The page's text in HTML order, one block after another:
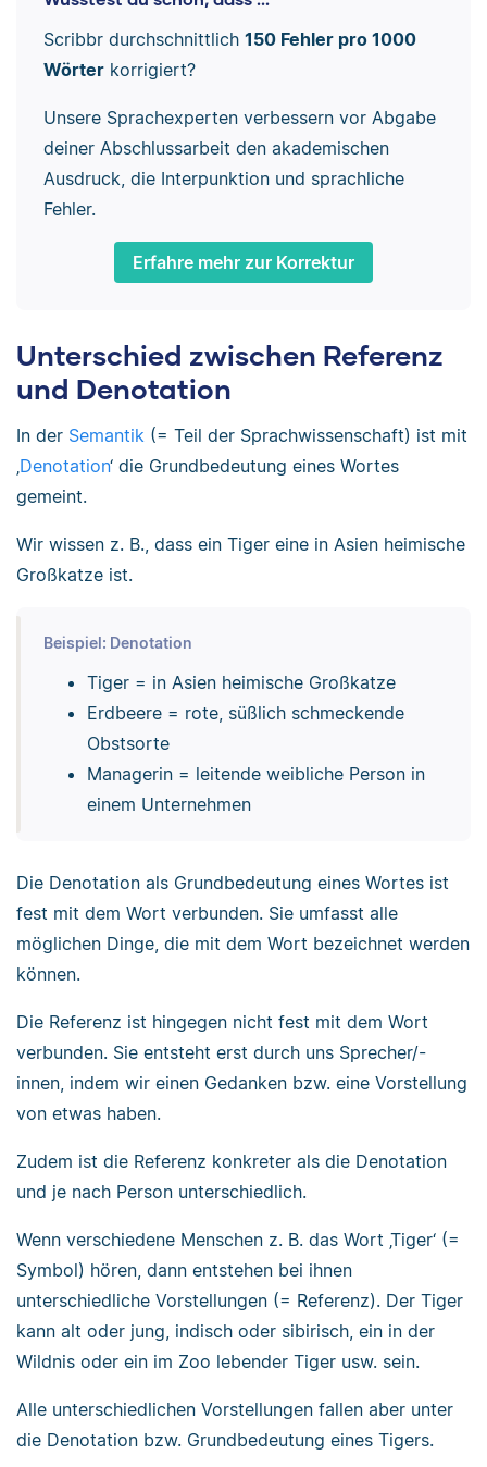
Scribbr durchschnittlich 150 Fehler pro 1000
Wörterkorrigiert?
Unsere Sprachexperten verbessern vor Abgabe
deiner Abschlussarbeit den akademischen
Ausdruck, die Interpunktion und sprachliche
Fehler.
Erfahre mehr zur Korrektur
Unterschied zwischen Referenz
und Denotation
In der Semantik (= Teil der Sprachwissenschaft) ist mit
Denotation‘ die Grundbedeutung eines Wortes
gemeint.
Wir wissen z. B., dass ein Tiger eine in Asien heimische
Großkatze ist.
Beispiel: Denotation
Tiger = in Asien heimische Großkatze
Erdbeere = rote, süßlich schmeckende
Obstsorte
Managerin = leitende weibliche Person in
einem Unternehmen
Die Denotation als Grundbedeutung eines Wortes ist
fest mit dem Wort verbunden. Sie umfasst alle
möglichen Dinge, die mit dem Wort bezeichnet werden
können.
Die Referenz ist hingegen nicht fest mit dem Wort
verbunden. Sie entsteht erst durch uns Sprecher/-
innen, indem wir einen Gedanken bzw. eine Vorstellung
von etwas haben.
Zudem ist die Referenz konkreter als die Denotation
und je nach Person unterschiedlich.
Wenn verschiedene Menschen z. B. das Wort ‚Tiger‘ (=
Symbol) hören, dann entstehen bei ihnen
unterschiedliche Vorstellungen (= Referenz). Der Tiger
kann alt oder jung, indisch oder sibirisch, ein in der
Wildnis oder ein im Zoo lebender Tiger usw. sein.
Alle unterschiedlichen Vorstellungen fallen aber unter
die Denotation bzw. Grundbedeutung eines Tigers.